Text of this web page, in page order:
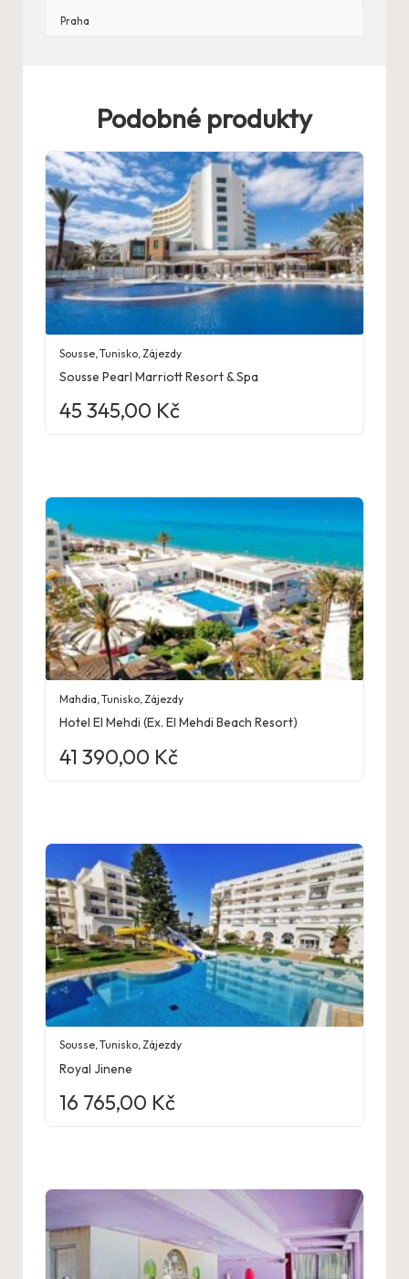
Praha
Podobné produkty
Sousse ,Tunisko Zájezdy
Sousse Pearl Marriott Resort & Spa
45 345,00 Kč
Mahdia ,Tunisko Zájezdy
Hotel El Mehdi (Ex. El Mehdi Beach Resort)
41 390,00 Kč
Sousse,Tunisko,Zájezdy
Royal Jinene
16 765,00 Kč